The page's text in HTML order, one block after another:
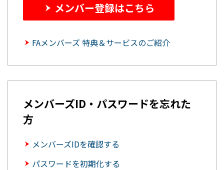
メンバー登録はこちら
FAメンバーズ 特典＆サービスのご紹介
メンバーズID・パスワードを忘れた
方
メンバーズIDを確認する
パスワードを初期化する